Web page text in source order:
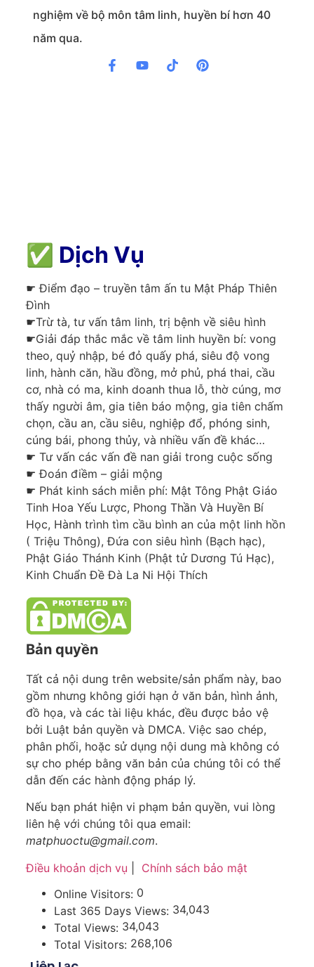
nghiệm về bộ môn tâm linh, huyền bí hơn 40
năm qua.
✅ Dịch Vụ
☛ Điểm đạo – truyền tâm ấn tu Mật Pháp Thiên
Đình
☛Trừ tà, tư vấn tâm linh, trị bệnh về siêu hình
☛Giải đáp thắc mắc về tâm linh huyền bí: vong
theo, quỷ nhập, bé đỏ quấy phá, siêu độ vong
linh, hành căn, hầu đồng, mở phủ, phá thai, cầu
cơ, nhà có ma, kinh doanh thua lỗ, thờ cúng, mơ
thấy người âm, gia tiên báo mộng, gia tiên chấm
chọn, cầu an, cầu siêu, nghiệp đổ, phóng sinh,
cúng bái, phong thủy, và nhiều vấn đề khác…
☛ Tư vấn các vấn đề nan giải trong cuộc sống
☛ Đoán điềm – giải mộng
☛ Phát kinh sách miễn phí: Mật Tông Phật Giáo
Tinh Hoa Yếu Lược, Phong Thần Và Huyền Bí
Học, Hành trình tìm cầu bình an của một linh hồn
( Triệu Thông), Đứa con siêu hình (Bạch hạc),
Phật Giáo Thánh Kinh (Phật tử Dương Tú Hạc),
Kinh Chuẩn Đề Đà La Ni Hội Thích
Bản quyền
Tất cả nội dung trên website/sản phẩm này, bao
gồm nhưng không giới hạn ở văn bản, hình ảnh,
đồ họa, và các tài liệu khác, đều được bảo vệ
bởi Luật bản quyền và DMCA. Việc sao chép,
phân phối, hoặc sử dụng nội dung mà không có
sự cho phép bằng văn bản của chúng tôi có thể
dẫn đến các hành động pháp lý.
Nếu bạn phát hiện vi phạm bản quyền, vui lòng
liên hệ với chúng tôi qua email:
matphuoctu@gmail.com.
Điều khoản dịch vụ
Chính sách bảo mật
Online Visitors: 0
Last 365 Days Views: 34,043
Total Views: 34,043
Total Visitors: 268,106